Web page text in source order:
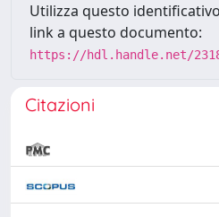
Utilizza questo
link a questo documento:
https://hdl.handle.net/
Citazioni